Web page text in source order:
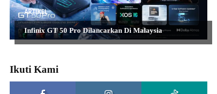
ARTIKEL
Infinix GT 50 Pro Dilancarkan Di Malaysia
Ikuti Kami